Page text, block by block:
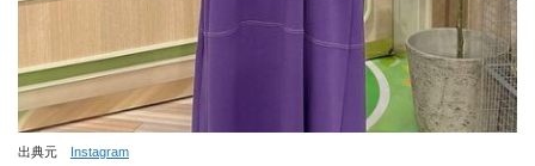
出典元 Instagram